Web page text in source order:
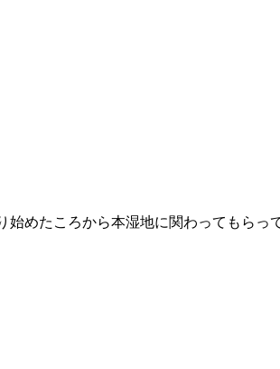
めたころから本湿地に関わってもらっ